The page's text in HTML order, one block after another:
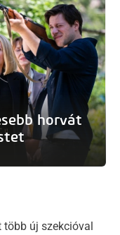
horvát
új szekcióval